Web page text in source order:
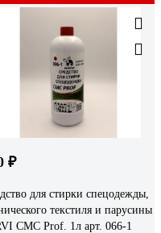
₽
для стирки спецодежды,
текстиля и парусины
СМС Prof. 1л арт. 066-1